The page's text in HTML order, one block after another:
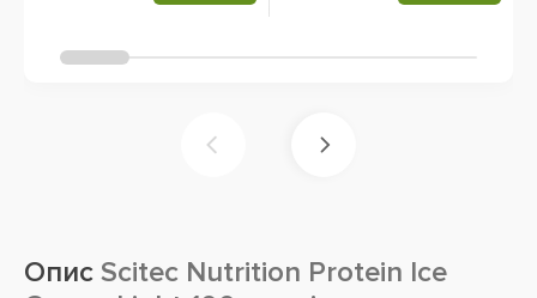
Опис Scitec Nutrition Protein Ice